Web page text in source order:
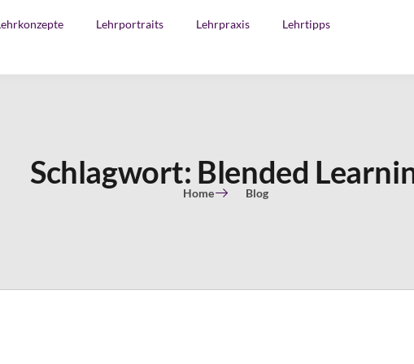
Lehrportraits Lehrpraxis Lehrtipps
Schlagwort: Blended
Home Blog